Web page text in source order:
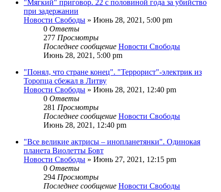
"Мягкий" приговор. 22 с половиной года за убийство
при задержании
Новости Свободы » Июнь 28, 2021, 5:00 pm
0 Ответы
277 Просмотры
Последнее сообщение Новости Свободы
Июнь 28, 2021, 5:00 pm
"Понял, что стране конец". "Террорист"-электрик из
Торопца сбежал в Литву
Новости Свободы » Июнь 28, 2021, 12:40 pm
0 Ответы
281 Просмотры
Последнее сообщение Новости Свободы
Июнь 28, 2021, 12:40 pm
"Все великие актрисы – инопланетянки". Одинокая
планета Виолетты Бовт
Новости Свободы » Июнь 27, 2021, 12:15 pm
0 Ответы
294 Просмотры
Последнее сообщение Новости Свободы